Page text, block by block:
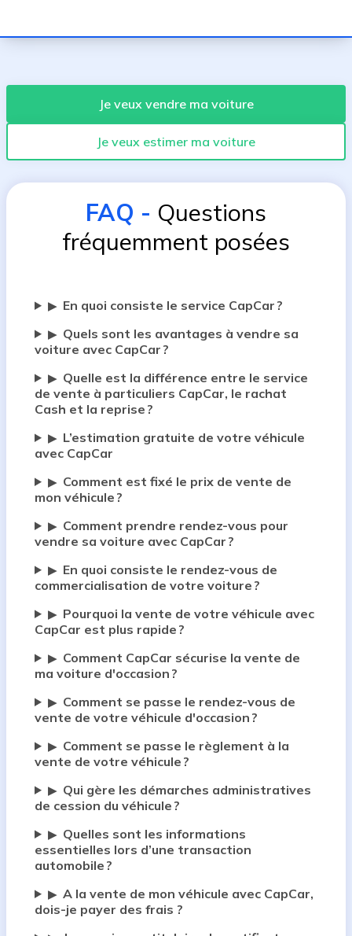
Je veux vendre ma voiture
Je veux estimer ma voiture
FAQ - Questions
fréquemment posées
▶ En quoi consiste le service CapCar ?
▶ Quels sont les avantages à vendre sa
voiture avec CapCar ?
▶ Quelle est la différence entre le service
de vente à particuliers CapCar, le rachat
Cash et la reprise ?
▶ L’estimation gratuite de votre véhicule
avec CapCar
▶ Comment est fixé le prix de vente de
mon véhicule ?
▶ Comment prendre rendez-vous pour
vendre sa voiture avec CapCar ?
▶ En quoi consiste le rendez-vous de
commercialisation de votre voiture ?
▶ Pourquoi la vente de votre véhicule avec
CapCar est plus rapide ?
▶ Comment CapCar sécurise la vente de
ma voiture d'occasion ?
▶ Comment se passe le rendez-vous de
vente de votre véhicule d'occasion ?
▶ Comment se passe le règlement à la
vente de votre véhicule ?
▶ Qui gère les démarches administratives
de cession du véhicule ?
▶ Quelles sont les informations
essentielles lors d’une transaction
automobile ?
▶ A la vente de mon véhicule avec CapCar,
dois-je payer des frais ?